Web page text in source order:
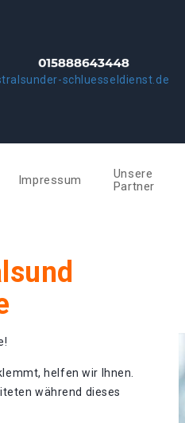
schluesseldienst.de
Impressum
Unsere
Partner
helfen wir Ihnen.
während dieses